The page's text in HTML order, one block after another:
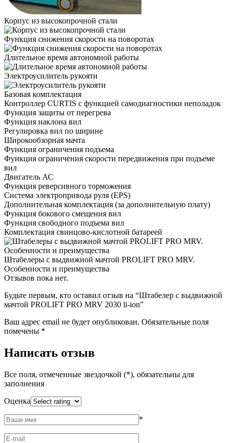
Корпус из высокопрочной стали
Функция снижения скорости на поворотах
Длительное время автономной работы
Электроусилитель рукояти
Базовая комплектация
Контроллер CURTIS с функцией самодиагностики неполадок
Функция защиты от перегрева
Функция наклона вил
Регулировка вил по ширине
Широкообзорная мачта
Функция ограничения подъема
Функция ограничения скорости передвижения при подъеме
вил
Двигатель АС
Функция реверсивного торможения
Система электропривода руля (EPS)
Дополнительная комплектация (за дополнительную плату)
Функция бокового смещения вил
Функция свободного подъема вил
Комплектация свинцово-кислотной батареей
Штабелеры с выдвижной мачтой PROLIFT PRO MRV.
Особенности и преимущества
Отзывов пока нет.
Будьте первым, кто оставил отзыв на “Штабелер с выдвижной
мачтой PROLIFT PRO MRV 2030 li-ion”
Ваш адрес email не будет опубликован. Обязательные поля
помечены *
Написать отзыв
Все поля, отмеченные звездочкой (*), обязательны для
заполнения
Оценка
*